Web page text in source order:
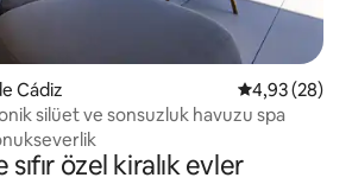
Cádiz 5 üzerinden
4,93 (28)
silüet ve sonsuzluk havuzu spa
sıfır özel kiralık evler